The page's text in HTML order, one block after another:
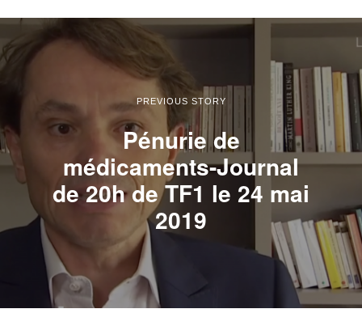
PREVIOUS STORY
Pénurie de
médicaments-Journal
de 20h de TF1 le 24 mai
2019